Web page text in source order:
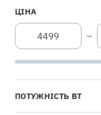
ЦІНА
—
ПОТУЖНІСТЬ ВТ